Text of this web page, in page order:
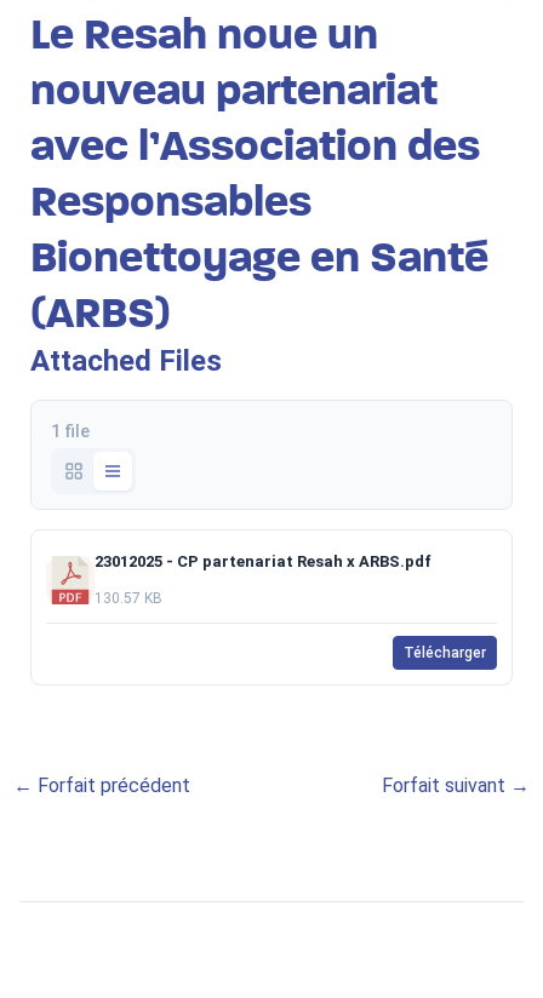
Le Resah noue un
nouveau partenariat
avec l’Association des
Responsables
Bionettoyage en Santé
(ARBS)
Attached Files
1 file
23012025 - CP partenariat Resah x ARBS.pdf
130.57 KB
Télécharger
← Forfait précédent Forfait suivant →